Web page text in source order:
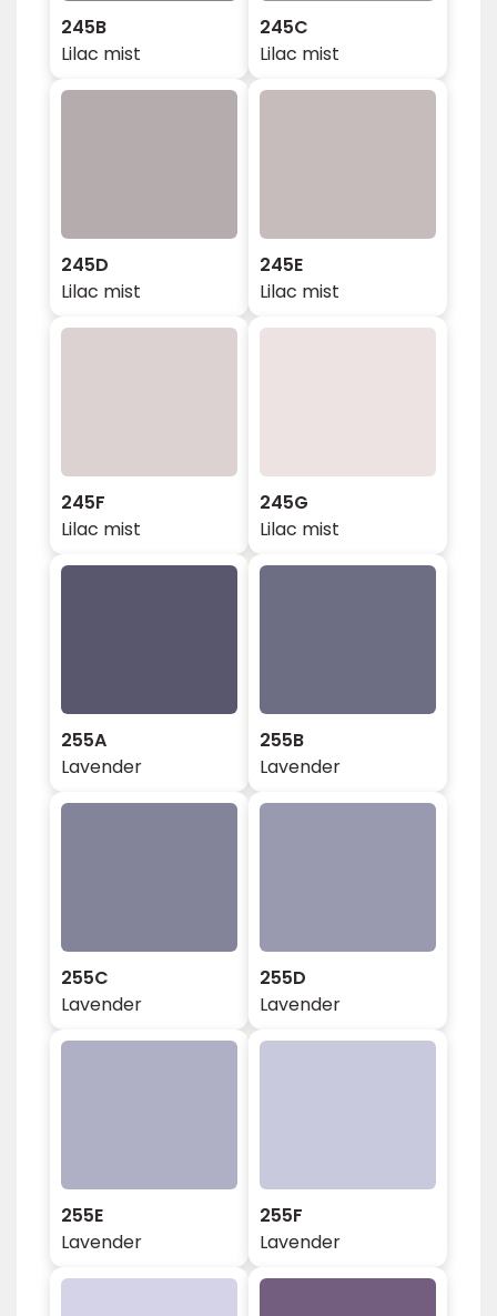
245B
Lilac mist
245C
Lilac mist
245D
Lilac mist
245E
Lilac mist
245F
Lilac mist
245G
Lilac mist
255A
Lavender
255B
Lavender
255C
Lavender
255D
Lavender
255E
Lavender
255F
Lavender